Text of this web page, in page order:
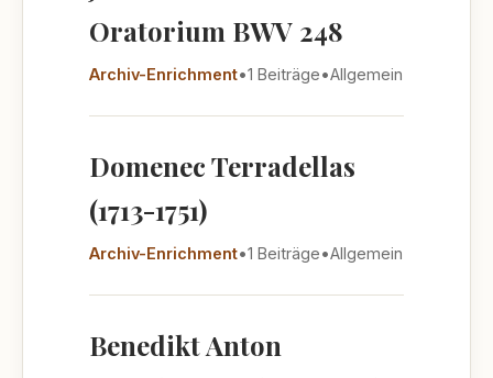
Oratorium BWV 248
Archiv-Enrichment•1 Beiträge•Allgemein
Domenec Terradellas
(1713-1751)
Archiv-Enrichment•1 Beiträge•Allgemein
Benedikt Anton